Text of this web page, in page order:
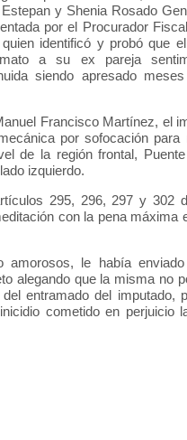
y Shenia Rosado
por el Procurador
identificó y probó que
a su ex pareja
siendo apresado
Francisco Martínez, el
por sofocación para
de la región frontal,
izquierdo.
295, 296, 297 y 302
con la pena máxima
amorosos, le había
alegando que la misma no
entramado del imputado,
cometido en perjuicio